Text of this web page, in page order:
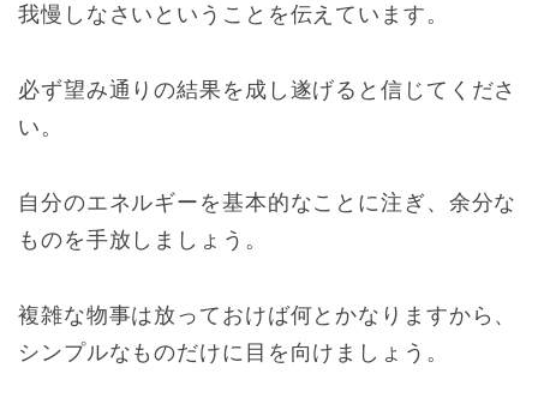
我慢しなさいということを伝えています。
必ず望み通りの結果を成し遂げると信じてくださ
い。
自分のエネルギーを基本的なことに注ぎ、余分な
ものを手放しましょう。
複雑な物事は放っておけば何とかなりますから、
シンプルなものだけに目を向けましょう。